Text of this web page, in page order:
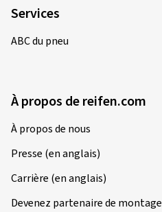
Services
ABC du pneu
À propos de reifen.com
À propos de nous
Presse (en anglais)
Carrière (en anglais)
Devenez partenaire de montage